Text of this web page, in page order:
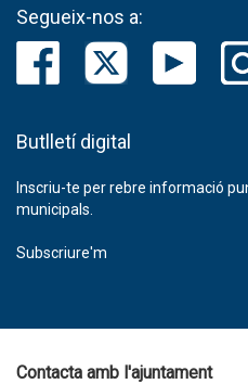
Segueix-nos a:
Butlletí digital
Inscriu-te per rebre informació
municipals.
Subscriure'm
Contacta amb l'ajuntament